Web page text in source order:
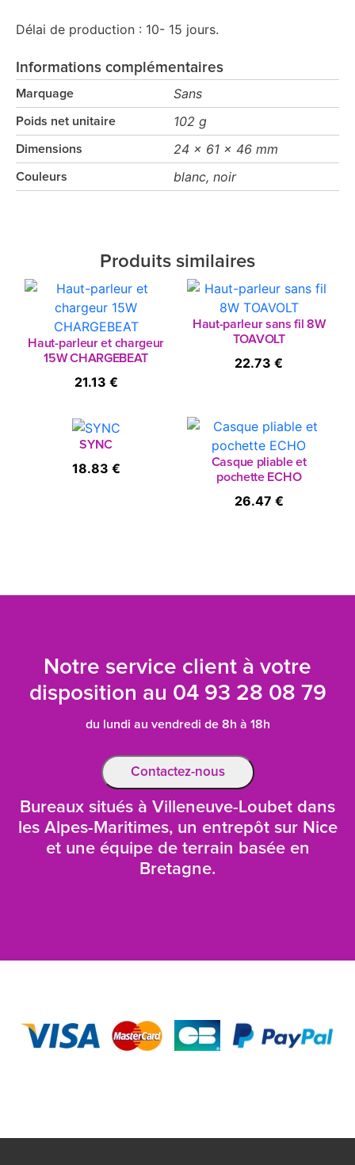
Délai de production : 10- 15 jours.
Informations complémentaires
Marquage Sans
Poids net unitaire 102 g
Dimensions 24 x 61 x 46 mm
Couleurs blanc, noir
Produits similaires
Haut-parleur et chargeur
15W CHARGEBEAT
21.13 €
Haut-parleur sans fil 8W
TOAVOLT
22.73 €
SYNC
18.83 €
Casque pliable et
pochette ECHO
26.47 €
Notre service client à votre
disposition au 04 93 28 08 79
du lundi au vendredi de 8h à 18h
Contactez-nous
Bureaux situés à Villeneuve-Loubet dans
les Alpes-Maritimes, un entrepôt sur Nice
et une équipe de terrain basée en
Bretagne.